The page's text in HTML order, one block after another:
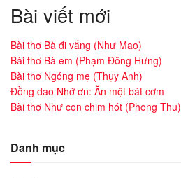
Bài viết mới
Bài thơ Bà đi vắng (Như Mao)
Bài thơ Bà em (Phạm Đông Hưng)
Bài thơ Ngóng mẹ (Thụy Anh)
Đồng dao Nhớ ơn: Ăn một bát cơm
Bài thơ Như con chim hót (Phong Thu)
Danh mục